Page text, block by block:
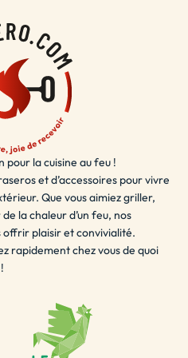
sécurisé et facile à
vous détendre
toute sécurité. Que vous
solo ou partager des
amis et de la famille, le
idéale pour ajouter une
à votre espace extérieur.
/ BRASERO POUR
excellent choixpour les
être utilisé pour se
Les braseros extérieurs
de tailles et de
l'acier inoxydable, l'acier
la cuisine au feu !
et d’accessoires pour vivre
Que vous aimiez griller,
la chaleur d’un feu, nos
offrir plaisir et convivialité.
rapidement chez vous de quoi